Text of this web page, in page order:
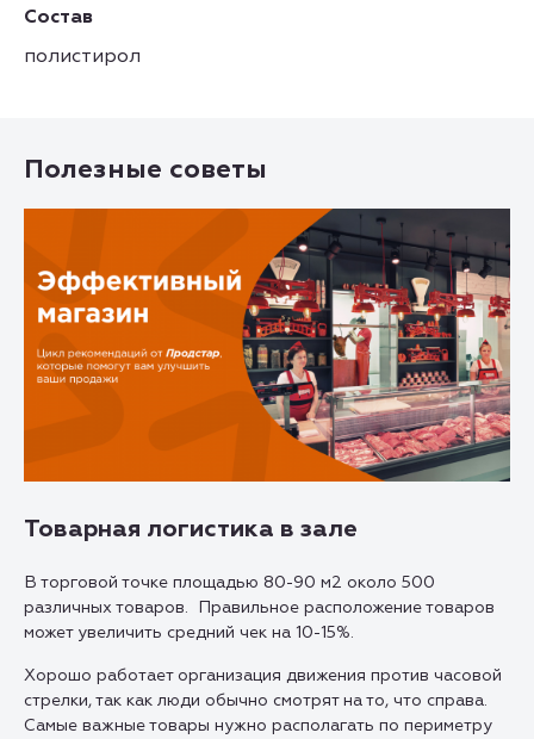
Состав
полистирол
Полезные советы
Товарная логистика в зале
В торговой точке площадью 80-90 м2 около 500
различных товаров. Правильное расположение товаров
может увеличить средний чек на 10-15%.
Хорошо работает организация движения против часовой
стрелки, так как люди обычно смотрят на то, что справа.
Самые важные товары нужно располагать по периметру